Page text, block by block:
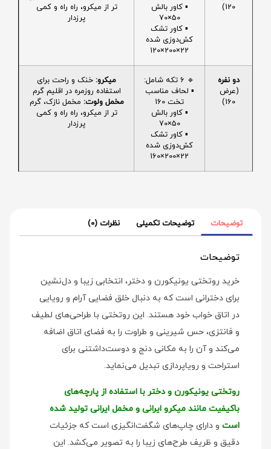
120)
▪️ کاور بالش
50×70
▪️ کاور تشک
کش‌دوزی شده
22×200×120
تر از میکرو، راه راه و کمی
پرزدار
دو نفره
(عرض
160)
🔹 6 تکه شامل:
▪️ لحاف مناسب
تخت 160
▪️ کاور بالش
50×70
▪️ کاور تشک
کش‌دوزی شده
22×200×160
میکرو: خنک و راحت برای
استفاده روزمره در اقلیم گرم
مخمل ولوت: مخمل نازک، گرم
تر از میکرو، راه راه و کمی
پرزدار
توضیحات توضیحات تکمیلی نظرات (0)
توضیحات
خرید روتختی یونیکورن و دختر، انتخابی زیبا و دل‌نشین
برای دخترانی است که به دنبال خلق فضایی آرام و رویایی
در اتاق خواب خود هستند. این روتختی با طراحی‌های لطیف
و فانتزی، حس شیرینی و طراوت را به فضای اتاق اضافه
می‌کند و آن را به مکانی دنج و دوست‌داشتنی برای
استراحت و رویاپردازی تبدیل می‌نماید.
روتختی یونیکورن و دختر با استفاده از پارچه‌های
باکیفیت مانند میکرو ایرانی و مخمل ایرانی تولید شده
است و دارای چاپ‌های شگفت‌انگیزی است که جزئیات
دقیق و ظریف طرح‌های زیبا را به تصویر می‌کشد. این